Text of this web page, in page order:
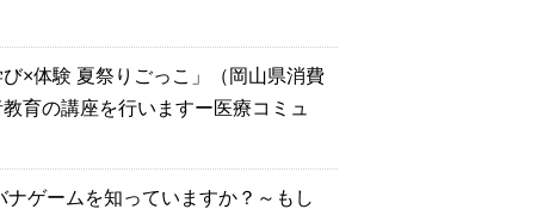
×体験 夏祭りごっこ」（岡山県消費
育の講座を行いますー医療コミュ
ゲームを知っていますか？～もし